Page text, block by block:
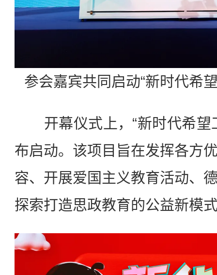
参会嘉宾共同启动“新时代希
开幕仪式上，“新时代希望
布启动。该项目旨在发挥各方
容、开展爱国主义教育活动、
探索打造思政教育的公益新模